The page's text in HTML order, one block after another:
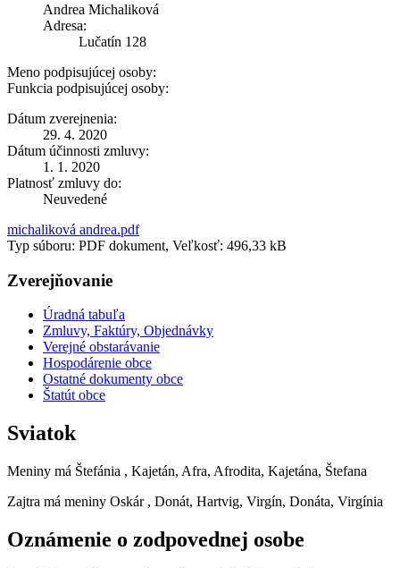
Andrea Michaliková
Adresa:
Lučatín 128
Meno podpisujúcej osoby:
Funkcia podpisujúcej osoby:
Dátum zverejnenia:
29. 4. 2020
Dátum účinnosti zmluvy:
1. 1. 2020
Platnosť zmluvy do:
Neuvedené
michaliková andrea.pdf
Typ súboru: PDF dokument, Veľkosť: 496,33 kB
Zverejňovanie
Úradná tabuľa
Zmluvy, Faktúry, Objednávky
Verejné obstarávanie
Hospodárenie obce
Ostatné dokumenty obce
Štatút obce
Sviatok
Meniny má Štefánia , Kajetán, Afra, Afrodita, Kajetána, Štefana
Zajtra má meniny Oskár , Donát, Hartvig, Virgín, Donáta, Virgínia
Oznámenie o zodpovednej osobe